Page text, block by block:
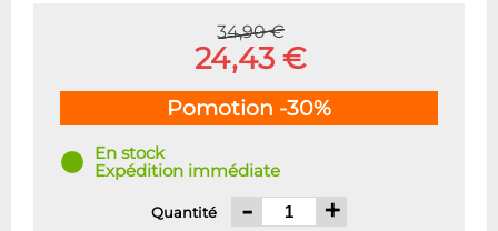
34,90 €
24,43 €
Pomotion -30%
En stock
Expédition immédiate
Quantité - +